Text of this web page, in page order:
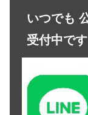
いつでも
受付中です